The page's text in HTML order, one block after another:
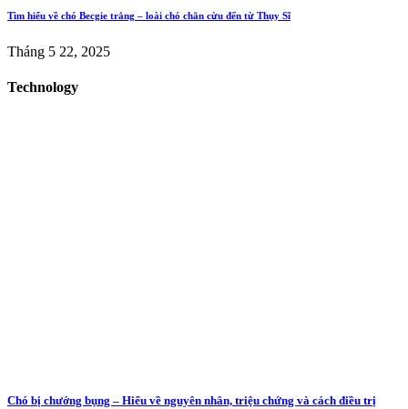
Tìm hiểu về chó Becgie trắng – loài chó chăn cừu đến từ Thụy Sĩ
Tháng 5 22, 2025
Technology
Chó bị chướng bụng – Hiểu về nguyên nhân, triệu chứng và cách điều trị